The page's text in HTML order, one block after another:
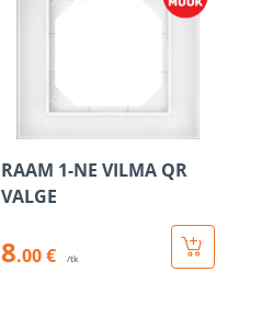
RAAM 1-NE VILMA QR
VALGE
8.00 € /tk